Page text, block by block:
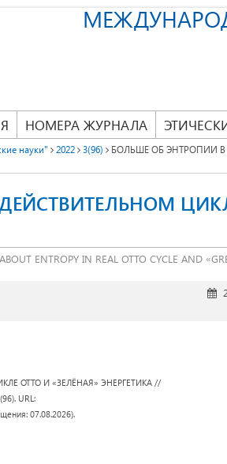
НОМЕРА ЖУРНАЛА
науки" 2022 3(96)
БОЛЬШЕ ОБ ЭНТРОПИИ
ENTROPY IN REAL OTTO CYCLE AND
ОТТО И «ЗЕЛЁНАЯ» ЭНЕРГЕТИКА //
URL:
07.08.2026).